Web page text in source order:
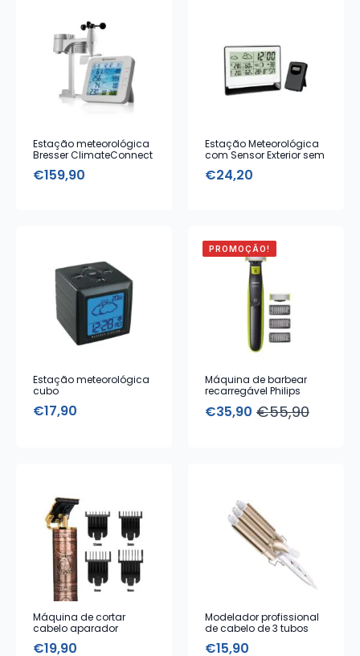
Estação meteorológica
Bresser ClimateConnect
sensor exterior, Google
€159,90
Estação Meteorológica
com Sensor Exterior sem
€24,20
Estação meteorológica
cubo
€17,90
PROMOÇÃO!
Máquina de barbear
recarregável Philips
€55,90
O
€35,90
O
Máquina de cortar
cabelo aparador
recarregável USB
€19,90
Modelador profissional
de cabelo de 3 tubos
€15,90